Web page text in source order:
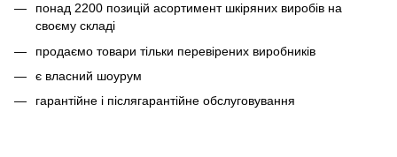
понад 2200 позицій асортимент шкіряних виробів на
своєму складі
продаємо товари тільки перевірених виробників
є власний шоурум
гарантійне і післягарантійне обслуговування